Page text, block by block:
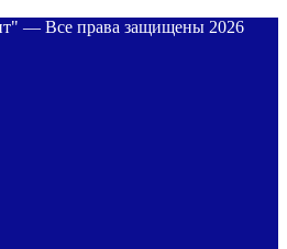
— Все права защищены 2026